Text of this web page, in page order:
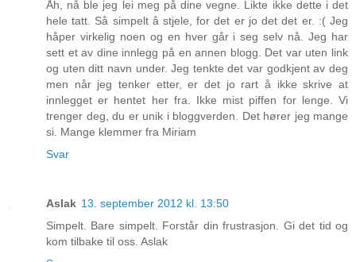
Åh, nå ble jeg lei meg på dine vegne. Likte ikke dette i det
hele tatt. Så simpelt å stjele, for det er jo det det er. :( Jeg
håper virkelig noen og en hver går i seg selv nå. Jeg har
sett et av dine innlegg på en annen blogg. Det var uten link
og uten ditt navn under. Jeg tenkte det var godkjent av deg
men når jeg tenker etter, er det jo rart å ikke skrive at
innlegget er hentet her fra. Ikke mist piffen for lenge. Vi
trenger deg, du er unik i bloggverden. Det hører jeg mange
si. Mange klemmer fra Miriam
Svar
Aslak 13. september 2012 kl. 13:50
Simpelt. Bare simpelt. Forstår din frustrasjon. Gi det tid og
kom tilbake til oss. Aslak